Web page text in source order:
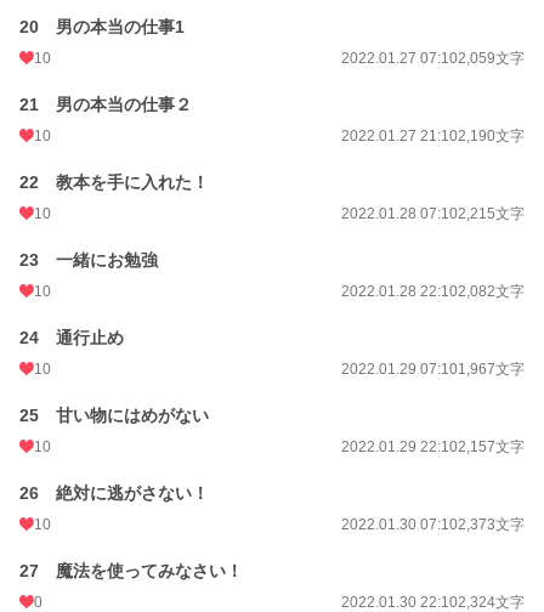
20 男の本当の仕事1
10 2022.01.27 07:102,059文字
21 男の本当の仕事２
10 2022.01.27 21:102,190文字
22 教本を手に入れた！
10 2022.01.28 07:102,215文字
23 一緒にお勉強
10 2022.01.28 22:102,082文字
24 通行止め
10 2022.01.29 07:101,967文字
25 甘い物にはめがない
10 2022.01.29 22:102,157文字
26 絶対に逃がさない！
10 2022.01.30 07:102,373文字
27 魔法を使ってみなさい！
0 2022.01.30 22:102,324文字